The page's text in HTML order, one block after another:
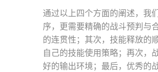
通过以上四个方面的阐述，我
序，更需要精确的战斗预判与
的连贯性；其次，技能释放的
自己的技能使用策略；再次，
好的输出环境；最后，优秀的